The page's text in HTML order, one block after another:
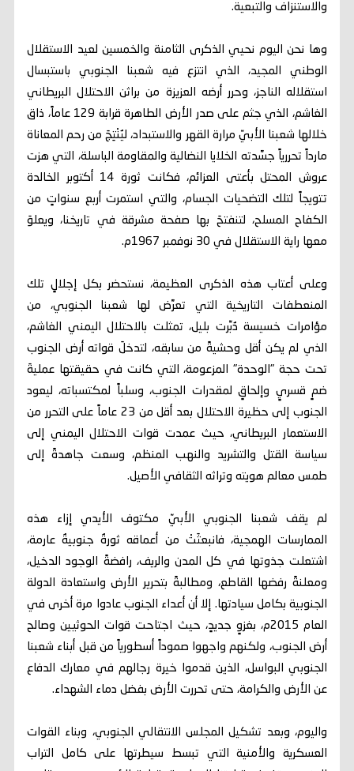
والاستنزاف والتبعية.
وها نحن اليوم نحيي الذكرى الثامنة والخمسين لعيد الاستقلال
الوطني المجيد، الذي انتزع فيه شعبنا الجنوبي باستبسال
استقلاله الناجز، وحرر أرضه العزيزة من براثن الاحتلال البريطاني
الغاشم، الذي جثم على صدر الأرض الطاهرة قرابة 129 عاماً، ذاق
خلالها شعبنا الأبيّ مرارة القهر والاستبداد، ليُنْتِجَ من رحم المعاناة
مارداً تحررياً جسَّدته الخلايا النضالية والمقاومة الباسلة، التي هزت
عروش المحتل بأعتى العزائم، فكانت ثورة 14 أكتوبر الخالدة
تتويجاً لتلك التضحيات الجسام، والتي استمرت أربع سنواتٍ من
الكفاح المسلح، لتنفتحَ بها صفحة مشرقة في تاريخنا، ويعلوَ
معها راية الاستقلال في 30 نوفمبر 1967م.
وعلى أعتاب هذه الذكرى العظيمة، نستحضر بكل إجلالٍ تلك
المنعطفات التاريخية التي تعرَّض لها شعبنا الجنوبي، من
مؤامرات خسيسة دُبِّرت بليل، تمثلت بالاحتلال اليمني الغاشم،
الذي لم يكن أقل وحشيةً من سابقه، لتدخلَ قواته أرض الجنوب
تحت حجة "الوحدة" المزعومة، التي كانت في حقيقتها عمليةَ
ضمٍ قسريٍ وإلحاقٍ لمقدرات الجنوب، وسلباً لمكتسباته، ليعود
الجنوب إلى حظيرة الاحتلال بعد أقل من 23 عاماً على التحرر من
الاستعمار البريطاني، حيث عمدت قوات الاحتلال اليمني إلى
سياسة القتل والتشريد والنهب المنظم، وسعت جاهدةً إلى
طمس معالم هويته وتراثه الثقافي الأصيل.
لم يقف شعبنا الجنوبي الأبيّ مكتوف الأيدي إزاء هذه
الممارسات الهمجية، فانبعثَتْ من أعماقه ثورةٌ جنوبيةٌ عارمة،
اشتعلت جذوتها في كل المدن والريف، رافضةً الوجود الدخيل،
ومعلنةً رفضها القاطع، ومطالبةً بتحرير الأرض واستعادة الدولة
الجنوبية بكامل سيادتها. إلا أن أعداء الجنوب عادوا مرة أخرى في
العام 2015م، بغزوٍ جديدٍ، حيث اجتاحت قوات الحوثيين وصالح
أرض الجنوب، ولكنهم واجهوا صموداً أسطورياً من قبل أبناء شعبنا
الجنوبي البواسل، الذين قدموا خيرة رجالهم في معارك الدفاع
عن الأرض والكرامة، حتى تحررت الأرض بفضل دماء الشهداء.
واليوم، وبعد تشكيل المجلس الانتقالي الجنوبي، وبناء القوات
العسكرية والأمنية التي تبسط سيطرتها على كامل التراب